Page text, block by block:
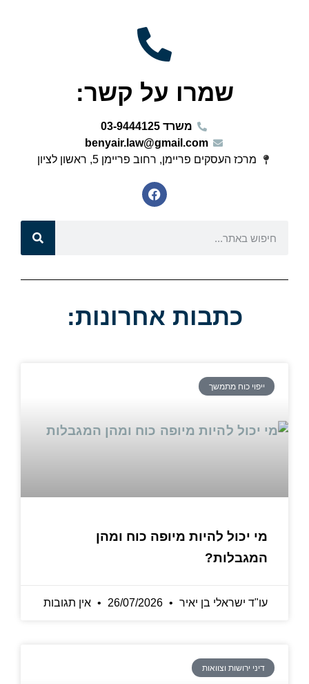
שמרו על קשר:
משרד 03-9444125
benyair.law@gmail.com
מרכז העסקים פריימן, רחוב פריימן 5, ראשון לציון
כתבות אחרונות:
ייפוי כוח מתמשך
מי יכול להיות מיופה כוח ומהן
המגבלות?
עו"ד ישראלי בן יאיר 26/07/2026 אין תגובות
דיני ירושות וצוואות